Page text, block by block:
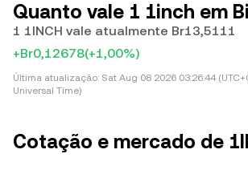
Quanto vale 1 1inch em
1 1INCH vale atualmente Br13,5111
+Br0,12678(+1,00%)
Última atualização: Sat Aug 08 2026 03:26:44
Universal Time)
Cotação e mercado de